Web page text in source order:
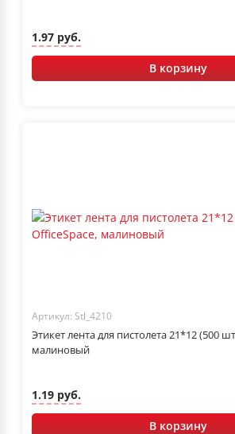
1.97 руб.
В корзину
Артикул: Stl_4210
Этикет лента для пистолета 21*12 (500
малиновый
1.19 руб.
В корзину